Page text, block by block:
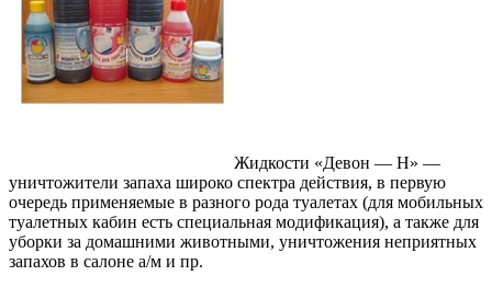
Жидкости «Девон — Н» —
уничтожители запаха широко спектра действия, в первую
очередь применяемые в разного рода туалетах (для мобильных
туалетных кабин есть специальная модификация), а также для
уборки за домашними животными, уничтожения неприятных
запахов в салоне а/м и пр.